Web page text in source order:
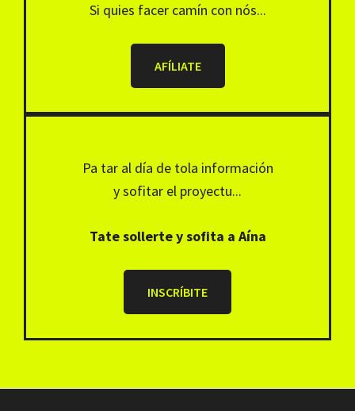
Si quies facer camín con nós...
AFÍLIATE
Pa tar al día de tola información
y sofitar el proyectu...
Tate sollerte y sofita a Aína
INSCRÍBITE